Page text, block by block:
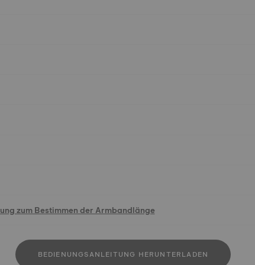
zum Bestimmen der Armbandlänge
BEDIENUNGSANLEITUNG HERUNTERLADEN